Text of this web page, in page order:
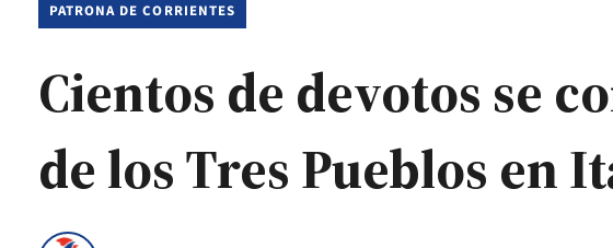
PATRONA DE CORRIENTES
Cientos de devotos se
de los Tres Pueblos en